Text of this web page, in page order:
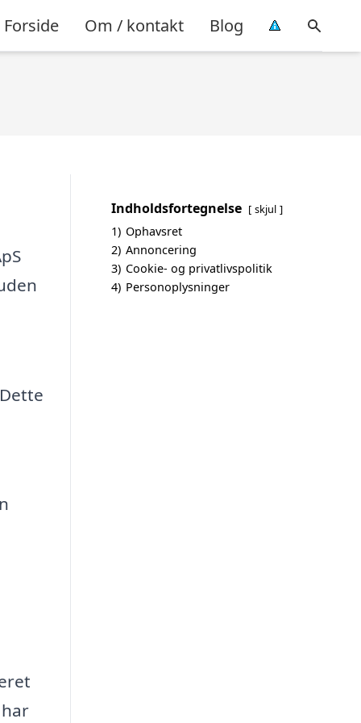
Forside Om / kontakt Blog
Indholdsfortegnelse skjul
1) Ophavsret
2) Annoncering
3) Cookie- og privatlivspolitik
4) Personoplysninger